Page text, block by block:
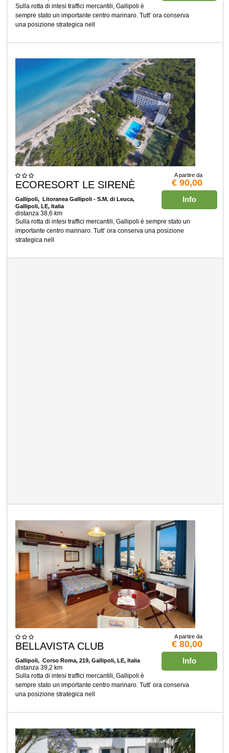
Sulla rotta di intesi traffici mercantili, Gallipoli è
sempre stato un importante centro marinaro. Tutt’ ora conserva
una posizione strategica nell
A partire da
€ 90,00
Info
ECORESORT LE SIRENÈ
Gallipoli, Litoranea Gallipoli - S.M. di Leuca,
Gallipoli, LE, Italia
distanza 38,6 km
Sulla rotta di intesi traffici mercantili, Gallipoli è sempre stato un
importante centro marinaro. Tutt’ ora conserva una posizione
strategica nell
A partire da
€ 80,00
Info
BELLAVISTA CLUB
Gallipoli, Corso Roma, 219, Gallipoli, LE, Italia
distanza 39,2 km
Sulla rotta di intesi traffici mercantili, Gallipoli è
sempre stato un importante centro marinaro. Tutt’ ora conserva
una posizione strategica nell